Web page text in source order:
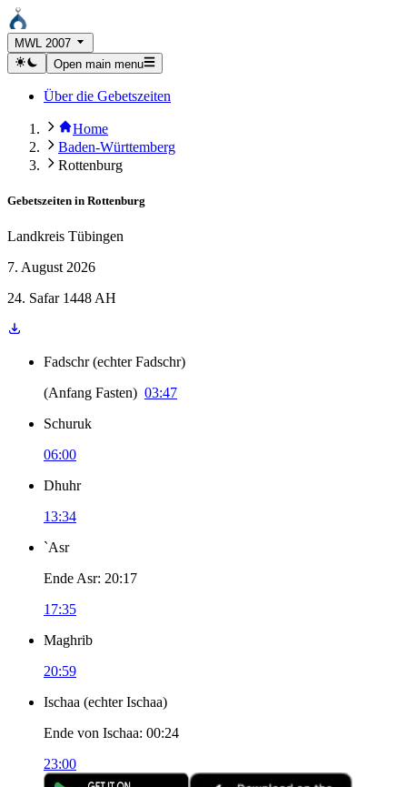
MWL 2007
Open main menu
Über die Gebetszeiten
Home
Baden-Württemberg
Rottenburg
Gebetszeiten in Rottenburg
Landkreis Tübingen
7. August 2026
24. Safar 1448 AH
Fadschr (echter Fadschr)
(Anfang Fasten) 03:47
Schuruk
06:00
Dhuhr
13:34
`Asr
Ende Asr: 20:17
17:35
Maghrib
20:59
Ischaa (echter Ischaa)
Ende von Ischaa: 00:24
23:00